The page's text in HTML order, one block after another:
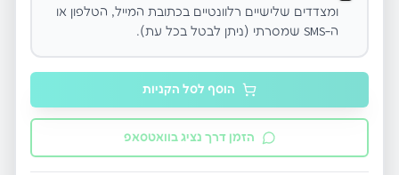
ומצדדים שלישיים רלוונטיים בכתובת המייל, הטלפון או
ה-SMS שמסרתי (ניתן לבטל בכל עת).
הוסף לסל הקניות
הזמן דרך נציג בוואטסאפ